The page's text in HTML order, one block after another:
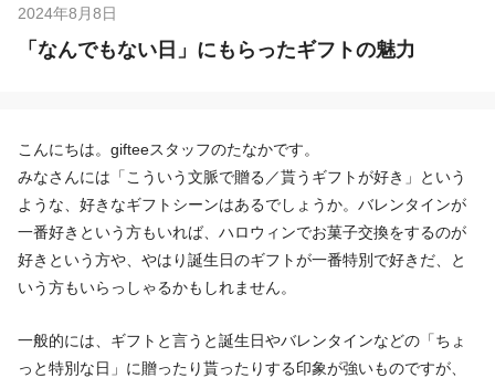
2024年8月8日
「なんでもない日」にもらったギフトの魅力
こんにちは。gifteeスタッフのたなかです。
みなさんには「こういう文脈で贈る／貰うギフトが好き」という
ような、好きなギフトシーンはあるでしょうか。バレンタインが
一番好きという方もいれば、ハロウィンでお菓子交換をするのが
好きという方や、やはり誕生日のギフトが一番特別で好きだ、と
いう方もいらっしゃるかもしれません。
一般的には、ギフトと言うと誕生日やバレンタインなどの「ちょ
っと特別な日」に贈ったり貰ったりする印象が強いものですが、